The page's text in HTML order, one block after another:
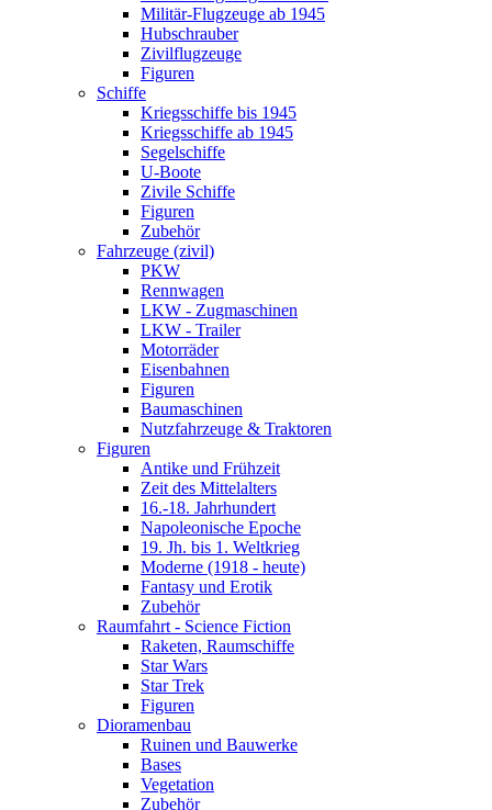
Militär-Flugzeuge ab 1945
Hubschrauber
Zivilflugzeuge
Figuren
Schiffe
Kriegsschiffe bis 1945
Kriegsschiffe ab 1945
Segelschiffe
U-Boote
Zivile Schiffe
Figuren
Zubehör
Fahrzeuge (zivil)
PKW
Rennwagen
LKW - Zugmaschinen
LKW - Trailer
Motorräder
Eisenbahnen
Figuren
Baumaschinen
Nutzfahrzeuge & Traktoren
Figuren
Antike und Frühzeit
Zeit des Mittelalters
16.-18. Jahrhundert
Napoleonische Epoche
19. Jh. bis 1. Weltkrieg
Moderne (1918 - heute)
Fantasy und Erotik
Zubehör
Raumfahrt - Science Fiction
Raketen, Raumschiffe
Star Wars
Star Trek
Figuren
Dioramenbau
Ruinen und Bauwerke
Bases
Vegetation
Zubehör